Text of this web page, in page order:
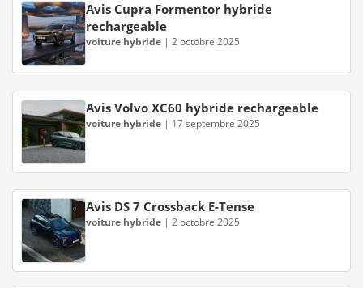
Avis Cupra Formentor hybride
rechargeable
voiture hybride | 2 octobre 2025
Avis Volvo XC60 hybride rechargeable
voiture hybride | 17 septembre 2025
Avis DS 7 Crossback E-Tense
voiture hybride | 2 octobre 2025